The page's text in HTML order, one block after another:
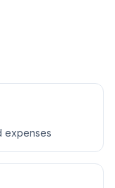
expenses